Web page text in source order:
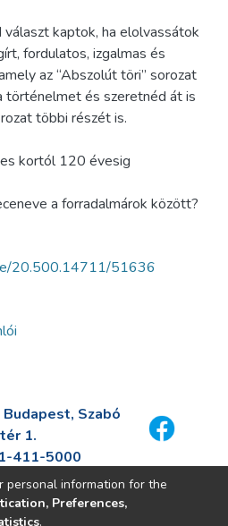
kaptok, ha elolvassátok
fordulatos, izgalmas és
az “Abszolút töri” sorozat
történelmet és szeretnéd át is
többi részét is.
kortól 120 évesig
a forradalmárok között?
20.500.14711/51636
Budapest, Szabó
1.
411-5000
fszek.hu
personal information for the
Preferences,
.